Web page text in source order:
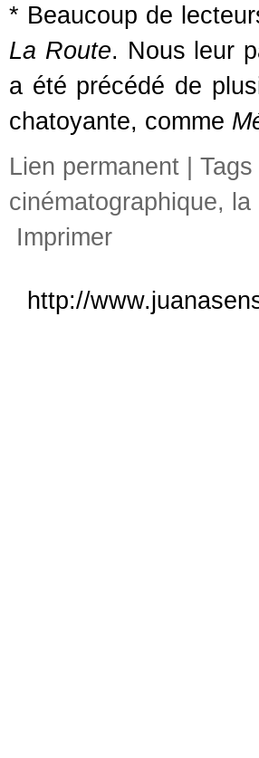
* Beaucoup de
La Route. Nous leur
a été précédé de
chatoyante, comme
Lien permanent | Tags
cinématographique,
Imprimer
http://